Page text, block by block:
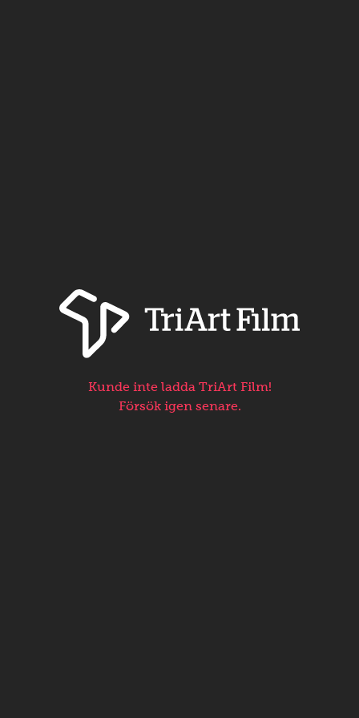
Kunde inte ladda TriArt Film!
Försök igen senare.